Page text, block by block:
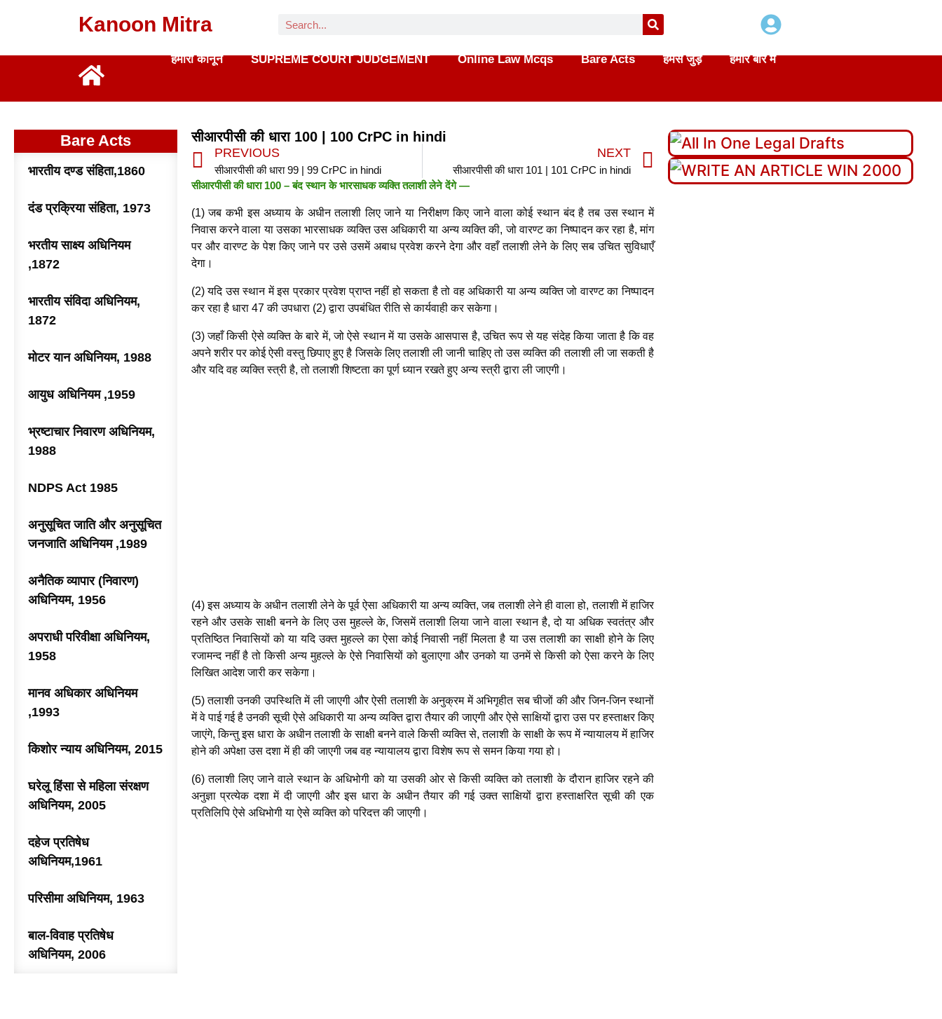
Kanoon Mitra
हमारा कानून SUPREME COURT JUDGEMENT Online Law Mcqs Bare Acts हमसे जुड़े हमारे बारे में
Bare Acts
भारतीय दण्ड संहिता,1860
दंड प्रक्रिया संहिता, 1973
भरतीय साक्ष्य अधिनियम
,1872
भारतीय संविदा अधिनियम,
1872
मोटर यान अधिनियम, 1988
आयुध अधिनियम ,1959
भ्रष्टाचार निवारण अधिनियम,
1988
NDPS Act 1985
अनुसूचित जाति और अनुसूचित
जनजाति अधिनियम ,1989
अनैतिक व्यापार (निवारण)
अधिनियम, 1956
अपराधी परिवीक्षा अधिनियम,
1958
मानव अधिकार अधिनियम
,1993
किशोर न्याय अधिनियम, 2015
घरेलू हिंसा से महिला संरक्षण
अधिनियम, 2005
दहेज प्रतिषेध
अधिनियम,1961
परिसीमा अधिनियम, 1963
बाल-विवाह प्रतिषेध
अधिनियम, 2006
सीआरपीसी की धारा 100 | 100 CrPC in hindi
PREVIOUS
सीआरपीसी की धारा 99 | 99 CrPC in hindi
NEXT
सीआरपीसी की धारा 101 | 101 CrPC in hindi
सीआरपीसी की धारा 100 – बंद स्थान के भारसाधक व्यक्ति तलाशी लेने देंगे —
(1) जब कभी इस अध्याय के अधीन तलाशी लिए जाने या निरीक्षण किए जाने वाला कोई स्थान बंद है तब उस स्थान में
निवास करने वाला या उसका भारसाधक व्यक्ति उस अधिकारी या अन्य व्यक्ति की, जो वारण्ट का निष्पादन कर रहा है, मांग
पर और वारण्ट के पेश किए जाने पर उसे उसमें अबाध प्रवेश करने देगा और वहाँ तलाशी लेने के लिए सब उचित सुविधाएँ
देगा।
(2) यदि उस स्थान में इस प्रकार प्रवेश प्राप्त नहीं हो सकता है तो वह अधिकारी या अन्य व्यक्ति जो वारण्ट का निष्पादन
कर रहा है धारा 47 की उपधारा (2) द्वारा उपबंधित रीति से कार्यवाही कर सकेगा।
(3) जहाँ किसी ऐसे व्यक्ति के बारे में, जो ऐसे स्थान में या उसके आसपास है, उचित रूप से यह संदेह किया जाता है कि वह
अपने शरीर पर कोई ऐसी वस्तु छिपाए हुए है जिसके लिए तलाशी ली जानी चाहिए तो उस व्यक्ति की तलाशी ली जा सकती है
और यदि वह व्यक्ति स्त्री है, तो तलाशी शिष्टता का पूर्ण ध्यान रखते हुए अन्य स्त्री द्वारा ली जाएगी।
(4) इस अध्याय के अधीन तलाशी लेने के पूर्व ऐसा अधिकारी या अन्य व्यक्ति, जब तलाशी लेने ही वाला हो, तलाशी में हाजिर
रहने और उसके साक्षी बनने के लिए उस मुहल्ले के, जिसमें तलाशी लिया जाने वाला स्थान है, दो या अधिक स्वतंत्र और
प्रतिष्ठित निवासियों को या यदि उक्त मुहल्ले का ऐसा कोई निवासी नहीं मिलता है या उस तलाशी का साक्षी होने के लिए
रजामन्द नहीं है तो किसी अन्य मुहल्ले के ऐसे निवासियों को बुलाएगा और उनको या उनमें से किसी को ऐसा करने के लिए
लिखित आदेश जारी कर सकेगा।
(5) तलाशी उनकी उपस्थिति में ली जाएगी और ऐसी तलाशी के अनुक्रम में अभिगृहीत सब चीजों की और जिन-जिन स्थानों
में वे पाई गई है उनकी सूची ऐसे अधिकारी या अन्य व्यक्ति द्वारा तैयार की जाएगी और ऐसे साक्षियों द्वारा उस पर हस्ताक्षर किए
जाएंगे, किन्तु इस धारा के अधीन तलाशी के साक्षी बनने वाले किसी व्यक्ति से, तलाशी के साक्षी के रूप में न्यायालय में हाजिर
होने की अपेक्षा उस दशा में ही की जाएगी जब वह न्यायालय द्वारा विशेष रूप से समन किया गया हो।
(6) तलाशी लिए जाने वाले स्थान के अधिभोगी को या उसकी ओर से किसी व्यक्ति को तलाशी के दौरान हाजिर रहने की
अनुज्ञा प्रत्येक दशा में दी जाएगी और इस धारा के अधीन तैयार की गई उक्त साक्षियों द्वारा हस्ताक्षरित सूची की एक
प्रतिलिपि ऐसे अधिभोगी या ऐसे व्यक्ति को परिदत्त की जाएगी।